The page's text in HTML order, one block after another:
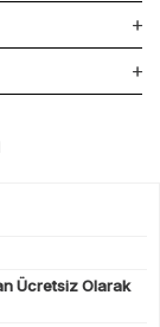
Ücretsiz Olarak